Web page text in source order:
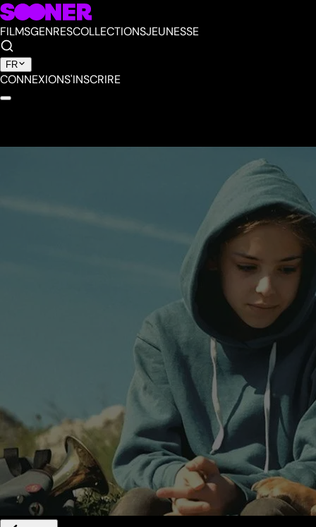
FILMSGENRESCOLLECTIONSJEUNESSE
FR
CONNEXIONS'INSCRIRE